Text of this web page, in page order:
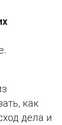
как
дела и